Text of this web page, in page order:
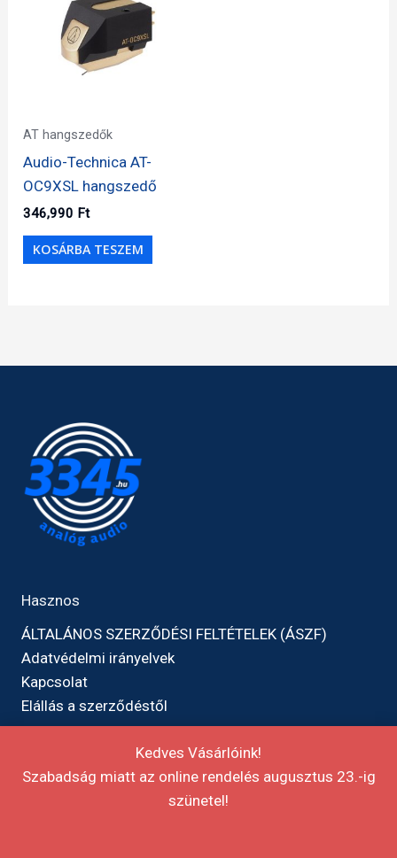
Kedves Vásárlóink!
Szabadság miatt az online rendelés augusztus 23.-ig
szünetel!
AT hangszedők
Audio-Technica AT-
OC9XSL hangszedő
346,990 Ft
KOSÁRBA TESZEM
Hasznos
ÁLTALÁNOS SZERZŐDÉSI FELTÉTELEK (ÁSZF)
Adatvédelmi irányelvek
Kapcsolat
Elállás a szerződéstől